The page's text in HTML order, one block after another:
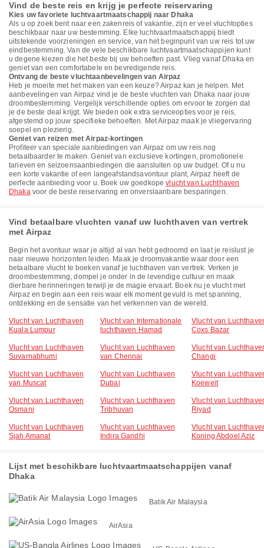
Vind de beste reis en krijg je perfecte reiservaring
Kies uw favoriete luchtvaartmaatschappij naar Dhaka
Als u op zoek bent naar een zakenreis of vakantie, zijn er veel vluchtopties
beschikbaar naar uw bestemming. Elke luchtvaartmaatschappij biedt
uitstekende voorzieningen en service, van het beginpunt van uw reis tot uw
eindbestemming. Van de vele beschikbare luchtvaartmaatschappijen kunt
u degene kiezen die het beste bij uw behoeften past. Vlieg vanaf Dhaka en
geniet van een comfortabele en bevredigende reis.
Ontvang de beste vluchtaanbevelingen van Airpaz
Heb je moeite met het maken van een keuze? Airpaz kan je helpen. Met
aanbevelingen van Airpaz vind je de beste vluchten van Dhaka naar jouw
droombestemming. Vergelijk verschillende opties om ervoor te zorgen dat
je de beste deal krijgt. We bieden ook extra serviceopties voor je reis,
afgestemd op jouw specifieke behoeften. Met Airpaz maak je vliegervaring
soepel en plezierig.
Geniet van reizen met Airpaz-kortingen
Profiteer van speciale aanbiedingen van Airpaz om uw reis nog
betaalbaarder te maken. Geniet van exclusieve kortingen, promotionele
tarieven en seizoensaanbiedingen die aansluiten op uw budget. Of u nu
een korte vakantie of een langeafstandsavontuur plant, Airpaz heeft de
perfecte aanbieding voor u. Boek uw goedkopevlucht van Luchthaven
Dhakavoor de beste reiservaring en onverslaanbare besparingen.
Vind betaalbare vluchten vanaf uw luchthaven van vertrek
met Airpaz
Begin het avontuur waar je altijd al van hebt gedroomd en laat je reislust je
naar nieuwe horizonten leiden. Maak je droomvakantie waar door een
betaalbare vlucht te boeken vanaf je luchthaven van vertrek. Verken je
droombestemming, dompel je onder in de levendige cultuur en maak
dierbare herinneringen terwijl je de magie ervaart. Boek nu je vlucht met
Airpaz en begin aan een reis waar elk moment gevuld is met spanning,
ontdekking en de sensatie van het verkennen van de wereld.
Vlucht van Luchthaven
Kuala Lumpur
Vlucht van Internationale
luchthaven Hamad
Vlucht van
Coxs Bazar
Vlucht van Luchthaven
Suvarnabhumi
Vlucht van Luchthaven
van Chennai
Vlucht van
Changi
Vlucht van Luchthaven
van Muscat
Vlucht van Luchthaven
Dubai
Vlucht van
Koeweit
Vlucht van Luchthaven
Osmani
Vlucht van Luchthaven
Tribhuvan
Vlucht van
Riyad
Vlucht van Luchthaven
Sjah Amanat
Vlucht van Luchthaven
Indira Gandhi
Vlucht van
Koning Abdoel Aziz
Lijst met beschikbare luchtvaartmaatschappijen vanaf
Dhaka
Batik Air Malaysia
AirAsia